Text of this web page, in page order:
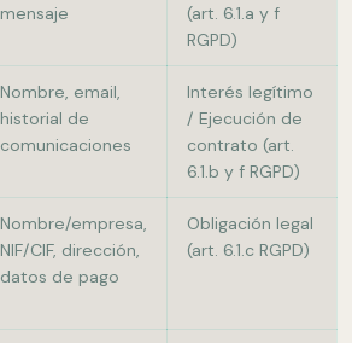
mensaje
(art. 6.1.a y f
RGPD)
Nombre, email,
historial de
comunicaciones
Interés legítimo
/ Ejecución de
contrato (art.
6.1.b y f RGPD)
Nombre/empresa,
NIF/CIF, dirección,
datos de pago
Obligación legal
(art. 6.1.c RGPD)